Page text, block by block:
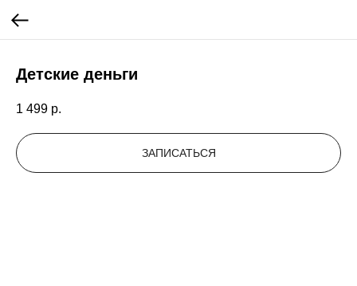
Детские деньги
1 499 р.
ЗАПИСАТЬСЯ